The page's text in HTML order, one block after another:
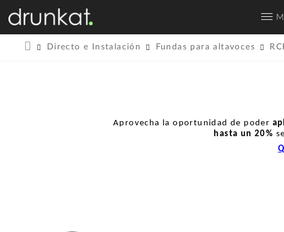
Directo e Instalación Fundas para altavoces
Aprovecha la oportunidad de poder
hasta un 20%